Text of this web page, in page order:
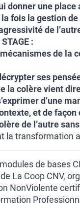
donner une
la fois la gestion
de
:
de la
ses
la colère vient
d’une
et de
de l’autre
la transformation
modules de bases
La Coop CNV,
NonViolente